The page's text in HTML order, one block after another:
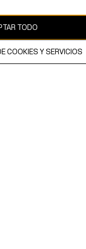
por copyright y es
TODO
COOKIES Y SERVICIOS